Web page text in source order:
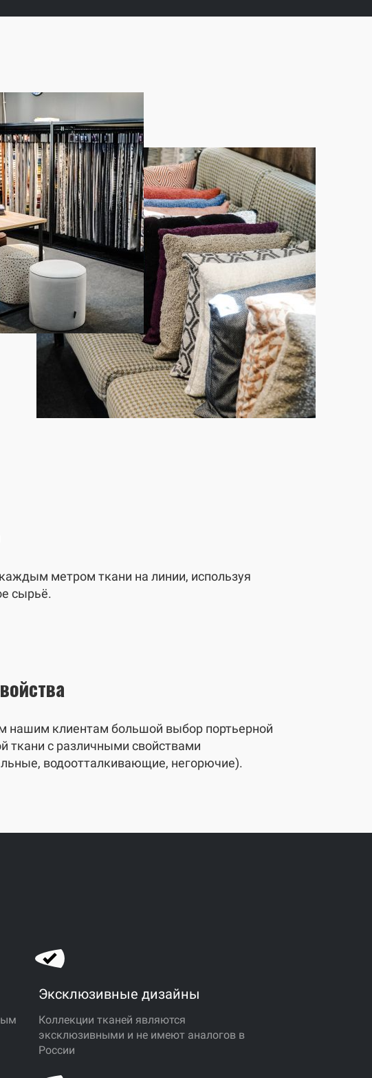
метром ткани на линии, используя
сырьё.
нашим клиентам большой выбор портьерной
ткани с различными свойствами
водоотталкивающие, негорючие).
Эксклюзивные дизайны
Коллекции тканей являются
эксклюзивными и не имеют аналогов в
России